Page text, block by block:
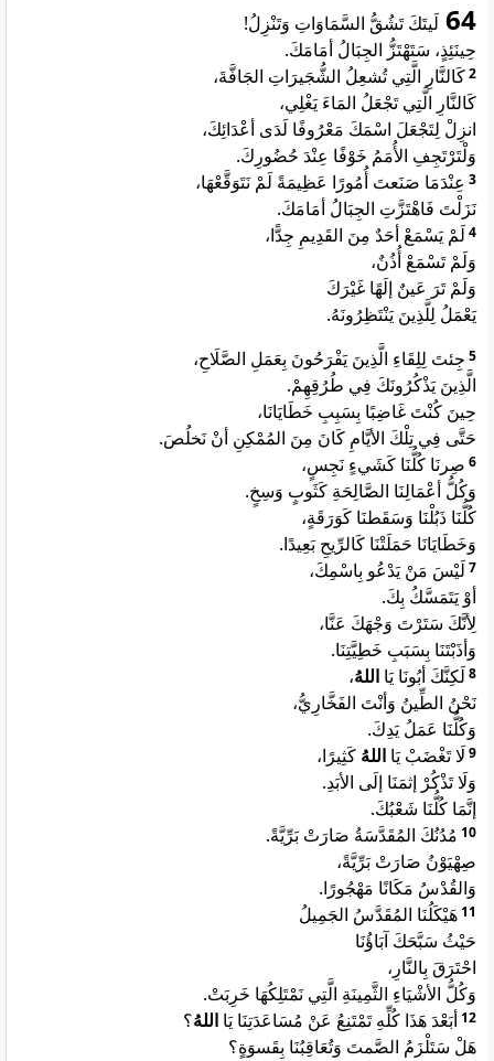
64 لَيتَكَ تَشُقُّ السَّمَاوَاتِ وَتَنْزِلُ!
حِينَئِذٍ، سَتَهْتَزُّ الجِبَالُ أمَامَكَ.
2كَالنَّارِ الَّتِي تُشعِلُ الشُّجَيرَاتِ الجَافَّةَ،
كَالنَّارِ الَّتِي تَجْعَلُ المَاءَ يَغْلِي،
انزِلْ لِتَجْعَلَ اسْمَكَ مَعْرُوفًا لَدَى أعْدَائِكَ،
وَلْتَرْتَجِفِ الأُمَمُ خَوْفًا عِنْدَ حُضُورِكَ.
3 عِنْدَمَا صَنَعتَ أُمُورًا عَظِيمَةً لَمْ نَتَوَقَّعْهَا،
نَزَلْتَ فَاهْتَزَّتِ الجِبَالُ أمَامَكَ.
4 لَمْ يَسْمَعْ أحَدٌ مِنَ القَدِيمِ جِدًّا،
وَلَمْ تَسْمَعْ أُذُنٌ،
وَلَمْ تَرَ عَينٌ إلَهًا غَيْرَكَ
يَعْمَلُ لِلَّذِينَ يَنْتَظِرُونَهُ.
5 جِئتَ لِلِقَاءِ الَّذِينَ يَفْرَحُونَ بِعَمَلِ الصَّلَاحِ،
الَّذِينَ يَذْكُرُونَكَ فِي طُرُقِهِمْ.
حِينَ كُنْتَ غَاضِبًا بِسَبِبِ خَطَايَانَا،
حَتَّى فِي تِلْكَ الأيَّامِ كَانَ مِنَ المُمْكِنِ أنْ نَخلُصَ.
6 صِرنَا كُلُّنَا كَشَيءٍ نَجِسٍ،
وَكُلُّ أعْمَالِنَا الصَّالِحَةِ كَثَوبٍ وَسِخٍ.
كُلُّنَا ذَبُلْنَا وَسَقَطنَا كَوَرَقَةٍ،
وَخَطَايَانَا حَمَلَتْنَا كَالرِّيحِ بَعِيدًا.
7 لَيْسَ مَنْ يَدْعُو بِاسْمِكَ،
أوْ يَتَمَسَّكُ بِكَ.
لِأنَّكَ سَتَرْتَ وَجْهَكَ عَنَّا،
وَأذَبْتَنَا بِسَبَبِ خَطِيَّتِنَا.
8 لَكِنَّكَ أبُونَا يَا اللهُ،
نَحْنُ الطِّينُ وَأنْتَ الفَخَّارِيُّ،
وَكُلُّنَا عَمَلُ يَدِكَ.
9 لَا تَغْضَبْ يَا اللهُ كَثِيرًا،
وَلَا تَذْكُرْ إثمَنَا إلَى الأبَدِ.
إنَّمَا كُلُّنَا شَعْبُكَ.
10 مُدُنُكَ المُقَدَّسَةُ صَارَتْ بَرِّيَّةً.
صِهْيَوْنُ صَارَتْ بَرِّيَّةً،
وَالقُدْسُ مَكَانًا مَهْجُورًا.
11هَيْكَلُنَا المُقَدَّسُ الجَمِيلُ
حَيْثُ سَبَّحَكَ آبَاؤُنَا
احْتَرَقَ بِالنَّارِ،
وَكُلُّ الأشْيَاءِ الثَّمِينَةِ الَّتِي نَمْتَلِكُهَا خَرِبَتْ.
12أبَعْدَ هَذَا كُلِّهِ تَمْتَنِعُ عَنْ مُسَاعَدَتِنَا يَا اللهُ؟
هَلْ سَتَلْزَمُ الصَّمتَ وَتُعَاقِبُنَا بِقَسوَةٍ؟